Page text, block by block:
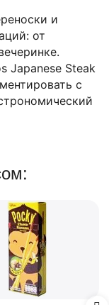
и
от
Japanese Steak
с